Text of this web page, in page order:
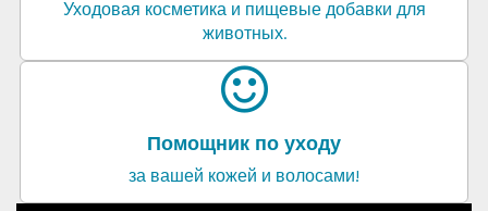
Уходовая косметика и пищевые добавки для
животных.
Помощник по уходу
за вашей кожей и волосами!